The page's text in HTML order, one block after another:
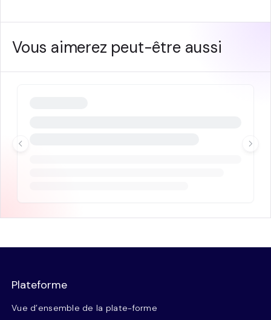
Vous aimerez peut-être aussi
Plateforme
Vue d’ensemble de la plate-forme